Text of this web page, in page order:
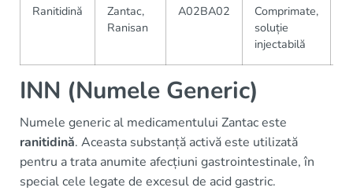
Ranitidină
Zantac,
Ranisan
A02BA02
Comprimate,
soluție
injectabilă
INN (Numele Generic)
Numele generic al medicamentului Zantac este
ranitidină. Aceasta substanță activă este utilizată
pentru a trata anumite afecțiuni gastrointestinale, în
special cele legate de excesul de acid gastric.